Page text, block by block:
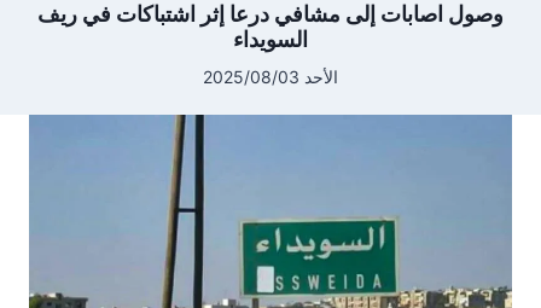
وصول اصابات إلى مشافي درعا إثر اشتباكات في ريف
السويداء
الأحد 2025/08/03